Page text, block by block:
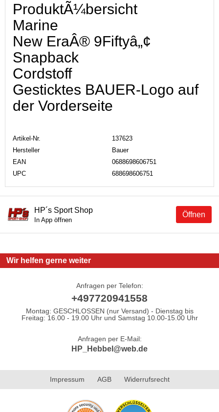
ProduktÃ¼bersicht
Marine
New EraÂ® 9Fiftyâ„¢
Snapback
Cordstoff
Gesticktes BAUER-Logo auf
der Vorderseite
Artikel-Nr.
137623
Hersteller
Bauer
EAN
0688698606751
UPC
688698606751
Öffnen
HP´s Sport Shop
In App öffnen
Wir helfen gerne weiter
Anfragen per Telefon:
+497720941558
Montag: GESCHLOSSEN (nur Versand) - Dienstag bis
Freitag: 16.00 - 19.00 Uhr und Samstag 10.00-15.00 Uhr
Anfragen per E-Mail:
HP_Hebbel@web.de
Impressum AGB Widerrufsrecht